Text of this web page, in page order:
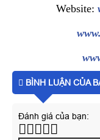
Website:
BÌNH LUẬN CỦA
Đánh giá của bạn: